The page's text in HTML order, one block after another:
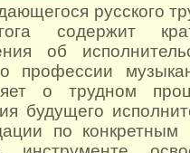
русского
содержит
об
профессии
о трудном
будущего
по конкретным